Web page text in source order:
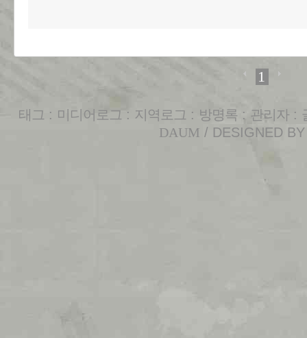
1
태그 : 미디어로그 : 지역로그 : 방명록 : 관리자 :
DAUM / DESIGNED